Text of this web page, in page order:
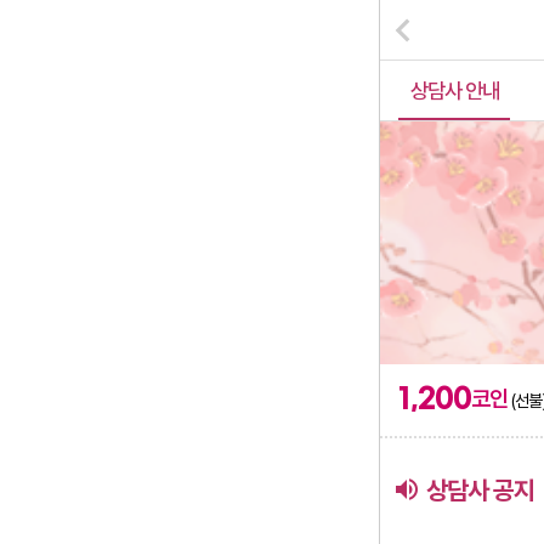
상담사 안내
1,200코인(선
volume_up 상담사 공지